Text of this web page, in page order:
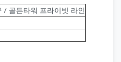
/ 골든타워 프라이빗 라인